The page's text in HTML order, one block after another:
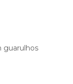
guarulhos